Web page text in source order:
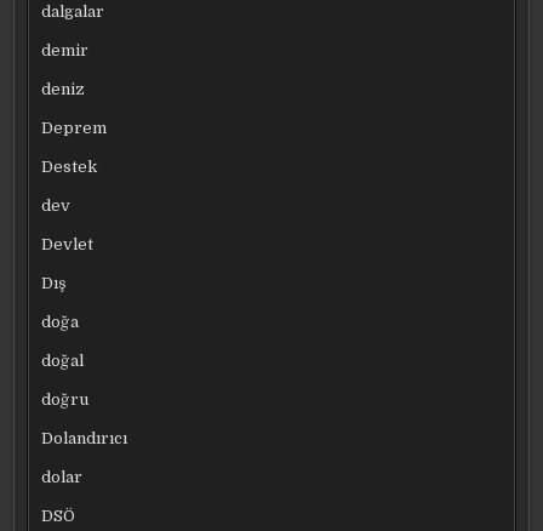
dalgalar
demir
deniz
Deprem
Destek
dev
Devlet
Dış
doğa
doğal
doğru
Dolandırıcı
dolar
DSÖ